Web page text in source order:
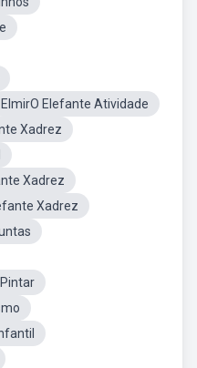
ElmirO Elefante Atividade
Xadrez
Xadrez
Xadrez